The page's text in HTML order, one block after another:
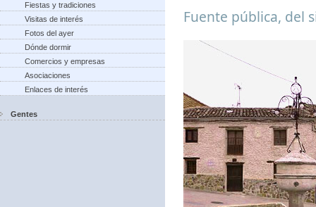
Fiestas y tradiciones
Visitas de interés
Fotos del ayer
Dónde dormir
Comercios y empresas
Asociaciones
Enlaces de interés
Gentes
Fuente pública, del